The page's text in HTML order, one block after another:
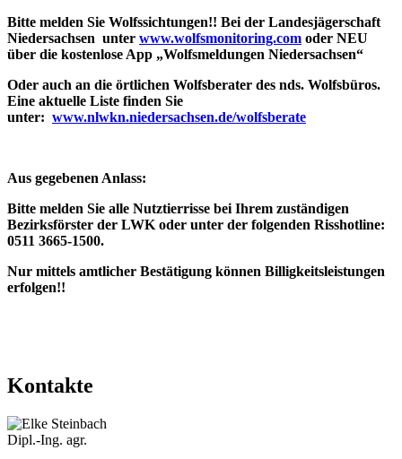
Bitte melden Sie Wolfssichtungen!! Bei der Landesjägerschaft
Niedersachsen unter www.wolfsmonitoring.com oder NEU
über die kostenlose App „Wolfsmeldungen Niedersachsen“
Oder auch an die örtlichen Wolfsberater des nds. Wolfsbüros.
Eine aktuelle Liste finden Sie
unter: www.nlwkn.niedersachsen.de/wolfsberate
Aus gegebenen Anlass:
Bitte melden Sie alle Nutztierrisse bei Ihrem zuständigen
Bezirksförster der LWK oder unter der folgenden Risshotline:
0511 3665-1500.
Nur mittels amtlicher Bestätigung können Billigkeitsleistungen
erfolgen!!
Kontakte
Dipl.-Ing. agr.